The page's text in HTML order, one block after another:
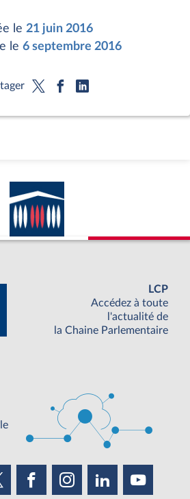
le 21 juin 2016
le 6 septembre 2016
LCP
Accédez à toute
l'actualité de
la Chaine Parlementaire